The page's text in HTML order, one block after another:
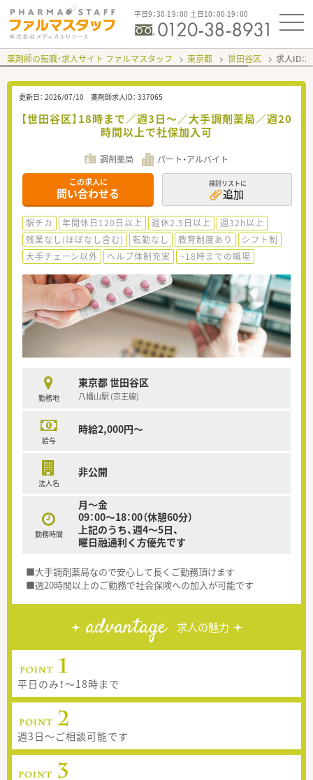
平日9：30-19：00 土日10：00-19：00
薬剤師の転職・求人サイト ファルマスタッフ 東京都 世田谷区 求人ID：
更新日： 2026/07/10 薬剤師求人ID： 337065
【世田谷区】18時まで／週3日～／大手調剤薬局／週20
時間以上で社保加入可
調剤薬局 パート・アルバイト
この求人に
問い合わせる
検討リストに
追加
駅チカ 年間休日120日以上 週休2.5日以上
週32h以上
残業なし(ほぼなし含む)
転勤なし 教育制度あり
シフト制
大手チェーン以外
ヘルプ体制充実 ~18時までの職場
勤務地
東京都 世田谷区
八幡山駅 (京王線)
給与
時給2,000円～
法人名
非公開
勤務時間
月～金
09：00～18：00（休憩60分）
上記のうち、週4～5日、
曜日融通利く方優先です
■大手調剤薬局なので安心して長くご勤務頂けます
■週20時間以上のご勤務で社会保険への加入が可能です
advantage 求人の魅力
平日のみ！～18時まで
週3日～ご相談可能です